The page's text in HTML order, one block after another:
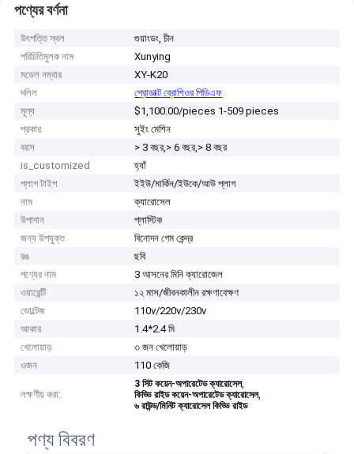
পণ্যের বর্ণনা
উৎপত্তি স্থল
গুয়াংডং, চীন
পরিচিতিমুলক নাম
Xunying
মডেল নম্বার
XY-K20
দলিল
প্রোডাক্ট ব্রোশিওর পিডিএফ
মূল্য
$1,100.00/pieces 1-509 pieces
প্রকার
সুইং মেশিন
বয়স
> 3 বছর,> 6 বছর,> 8 বছর
is_customized
হ্যাঁ
প্লাগ টাইপ
ইইউ/মার্কিন/ইউকে/আউ প্লাগ
নাম
ক্যারোসেল
উপাদান
প্লাস্টিক
জন্য উপযুক্ত
বিনোদন গেম কেন্দ্র
রঙ
ছবি
পণ্যের নাম
3 আসনের মিনি ক্যারোজেল
ওয়ারেন্টি
১২ মাস/জীবনকালীন রক্ষণাবেক্ষণ
ভোল্টেজ
110v/220v/230v
আকার
1.4*2.4 মি
খেলোয়াড়
৩ জন খেলোয়াড়
ওজন
110 কেজি
লক্ষণীয় করা:
3 সিট কয়েন-অপারেটেড ক্যারোসেল,
কিড্ডি রাইড কয়েন-অপারেটেড ক্যারোসেল,
৬ রাউন্ড/মিনিট ক্যারোসেল কিড্ডি রাইড
পণ্য বিবরণ